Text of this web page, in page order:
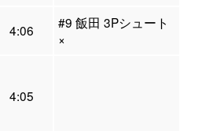
4:06
#9 飯田 3Pシュート
×
4:05